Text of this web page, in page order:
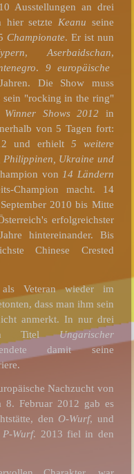
Ausstellungen an drei
hier setzte Keanu seine
Championate. Er ist nun
,Aserbaidschan,
. 9 europäische
Die Show muss
sein "rocking in the ring"
Shows2012 in
von 5 Tagen fort:
und erhielt 5 weitere
Philippinen, Ukraine und
von14 Ländern
Champion macht. 14
2010 bis Mitte
erfolgreichster
hintereinander. Bis
Chinese Crested
als Veteran wieder im
dass man ihm sein
anmerkt. In nur drei
TitelUngarischer
damit seine
Nachzucht von
8. Februar 2012 gab es
den O-Wurf, und
P-Wurf. 2013 fiel in den